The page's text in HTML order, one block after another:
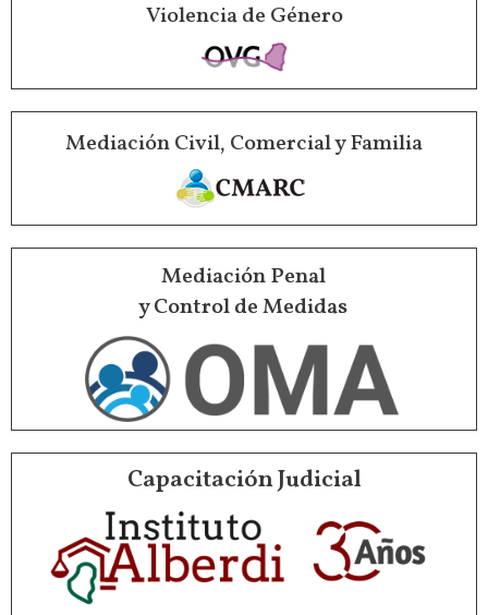
Violencia de Género
Mediación Civil, Comercial y Familia
Mediación Penal
y Control de Medidas
Capacitación Judicial